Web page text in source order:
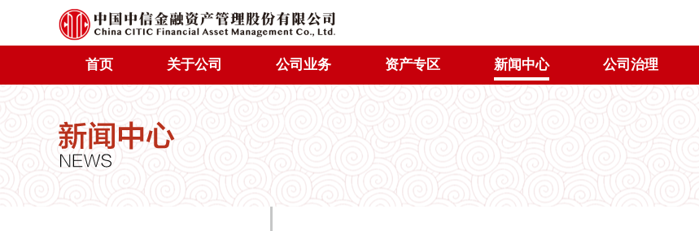
首页 关于公司 公司业务 资产专区 新闻中心 公司治理